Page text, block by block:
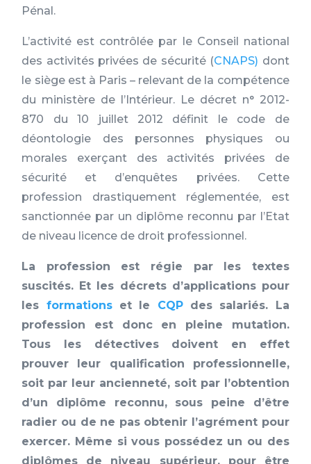
Pénal.
L’activité est contrôlée par le Conseil national
des activités privées de sécurité (CNAPS) dont
le siège est à Paris – relevant de la compétence
du ministère de l’Intérieur. Le décret n° 2012-
870 du 10 juillet 2012 définit le code de
déontologie des personnes physiques ou
morales exerçant des activités privées de
sécurité et d’enquêtes privées. Cette
profession drastiquement réglementée, est
sanctionnée par un diplôme reconnu par l’Etat
de niveau licence de droit professionnel.
La profession est régie par les textes
suscités. Et les décrets d’applications pour
les formationset le CQPdes salariés. La
profession est donc en pleine mutation.
Tous les détectives doivent en effet
prouver leur qualification professionnelle,
soit par leur ancienneté, soit par l’obtention
d’un diplôme reconnu, sous peine d’être
radier ou de ne pas obtenir l’agrément pour
exercer. Même si vous possédez un ou des
diplômes de niveau supérieur, pour être